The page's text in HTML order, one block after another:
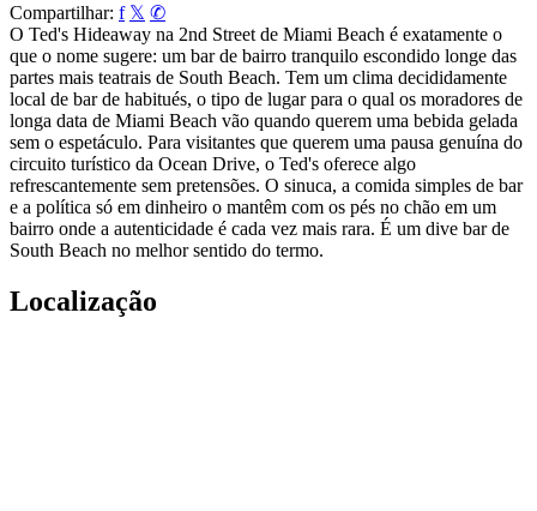
Compartilhar: f 𝕏 ✆
O Ted's Hideaway na 2nd Street de Miami Beach é exatamente o
que o nome sugere: um bar de bairro tranquilo escondido longe das
partes mais teatrais de South Beach. Tem um clima decididamente
local de bar de habitués, o tipo de lugar para o qual os moradores de
longa data de Miami Beach vão quando querem uma bebida gelada
sem o espetáculo. Para visitantes que querem uma pausa genuína do
circuito turístico da Ocean Drive, o Ted's oferece algo
refrescantemente sem pretensões. O sinuca, a comida simples de bar
e a política só em dinheiro o mantêm com os pés no chão em um
bairro onde a autenticidade é cada vez mais rara. É um dive bar de
South Beach no melhor sentido do termo.
Localização